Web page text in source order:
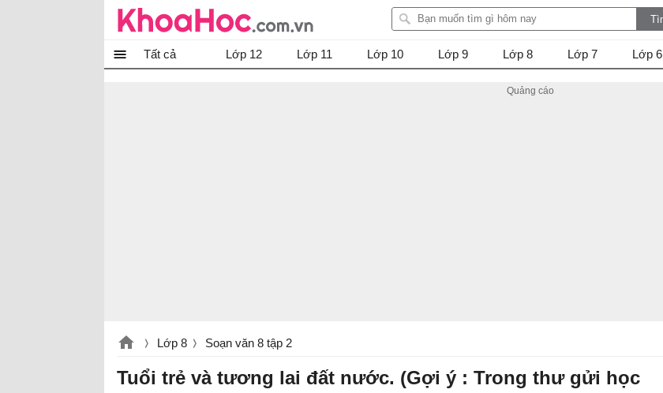
Tất cả Lớp 12 Lớp 11 Lớp 10 Lớp 9 Lớp 8 Lớp 7 Lớp 6
Lớp 8 Soạn văn 8 tập 2
Tuổi trẻ và tương lai đất nước. (Gợi ý : Trong thư gửi học